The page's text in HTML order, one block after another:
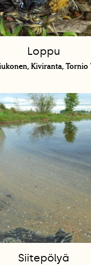
Loppu
Kiviranta, Tornio
Siitepölyä